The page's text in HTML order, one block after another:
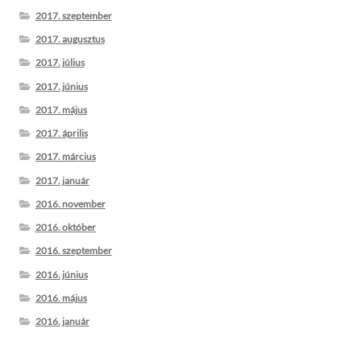
2017. szeptember
2017. augusztus
2017. július
2017. június
2017. május
2017. április
2017. március
2017. január
2016. november
2016. október
2016. szeptember
2016. június
2016. május
2016. január